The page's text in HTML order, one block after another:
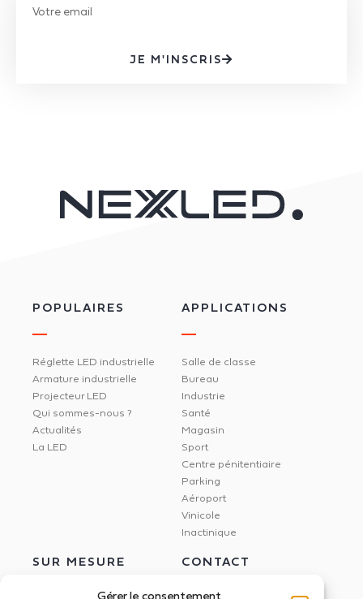
Gérer le consentement
JE M'INSCRIS
POPULAIRES
Réglette LED industrielle
Armature industrielle
Projecteur LED
Qui sommes-nous ?
Actualités
La LED
APPLICATIONS
Salle de classe
Bureau
Industrie
Santé
Magasin
Sport
Centre pénitentiaire
Parking
Aéroport
Vinicole
Inactinique
SUR MESURE CONTACT